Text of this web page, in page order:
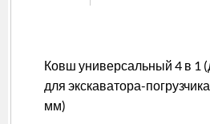
Ковш универсальный 4 в 1
для экскаватора-
мм)